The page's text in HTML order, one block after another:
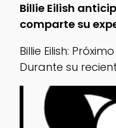
Billie Eilish
comparte su
Billie Eilish:
Durante su